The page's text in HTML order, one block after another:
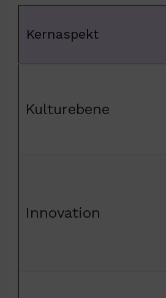
Kernaspekt
Kulturebene
Innovation